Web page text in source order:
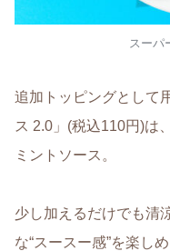
スーパ
追加トッピングとして
ス 2.0」(税込110円)は
ミントソース。
少し加えるだけでも清
な“スースー感”を楽しめ